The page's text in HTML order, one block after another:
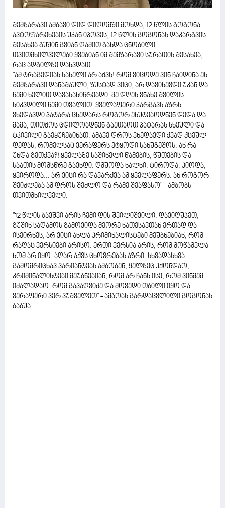
შემზარავი ამბავი დიდ დიღომში მოხდა, 12 წლის გოგონა
ავტოფარეხების უკან იპოვეს, 12 წლის გოგონას დაკარგვის
შესახებ გუშინ გვიან ღამით გახდა ცნობილი.
თვითმხილველები ყვებიან იმ შემზარავი სურათის შესახებ,
რაც ადგილზე დახვდათ.
"ამ ტრაგედიას სახელი არ აქვს! რომ ვიცოდე ვინ ჩაიდინა ეს
შემზარავი დანაშაული, ზუსტად ვიცი, არ დავიხევდი უკან და
ჩემი ხელით დავასახიჩრებდი. მე დღეს ვნახე შვილის
სიკვდილი ჩემი თვალით. ყველაფერი კარგავს აზრს.
ვხედავდი პატარა ცხედარს როგორ ეხუტებოდნენ დედა და
მამა, თითქოს ცდილობდნენ გაეთბოთ პატარას სხეული და
ტკივილი გაეყუჩებინათ. ამავე დროს ვხედავდი ქვად ქცეულ
დედას, რომელსაც ვერაფერს ეტყოდი სანუგეშოს. ან რა
უნდა გეთქვა?! ყველაზე საშინელი წამების, წუთების და
საათის მომსწრე გავხდი. ღმუოდა ხალხი. ტიროდა, კიოდა,
ყვიროდა... არ ვიცი რა დავარქვა ამ ყველაფერს. ან როგორ
შეიძლება ამ დროს შეძლო და რამე შეაფასო" - ამბობს
თვითმხილველი.
"12 წლის ბავშვი არის ჩემი დის შვილიშვილი. დავიღუპეთ,
გუშინ საღამოს გამოვიდა მეორე ნათესავთან ერთად და
ისეირნეს, არ ვიცი ახლა კრიმინალისტები მეუბნებიან, რომ
რაღაც ვერსიები არისო. ერთი ვერსია არის, რომ მოწამვლა
ხომ არ იყო. აღარ აქვს ცხოვრებას აზრი. სხვადასხვა
გამომრიცხავ ვარიანტებს ამბობენ, ყელზეც ჰქონდაო,
კრიმინალისტები მეუბნებიან, რომ არ ჩანს ისე, რომ ვინმემ
იძალადაო. რომ გავაღვიძე და მოვედი თბილი იყო და
ვერაფერი ვერ ვუშველეთ" - ამბობს გარდაცვლილი გოგონას
ბაბუა